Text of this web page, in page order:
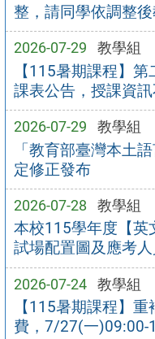
整，請同學依調整後
2026-07-29 教學組
【115暑期課程】
課表公告，授課資訊
2026-07-29 教學組
「教育部臺灣本土
定修正發布
2026-07-28 教學組
本校115學年度【英
試場配置圖及應考
2026-07-24 教學組
【115暑期課程】
費，7/27(一)09:00-